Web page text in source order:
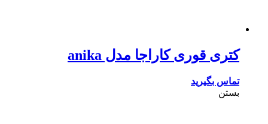
کتری قوری کاراجا مدل anika
تماس بگیرید
بستن